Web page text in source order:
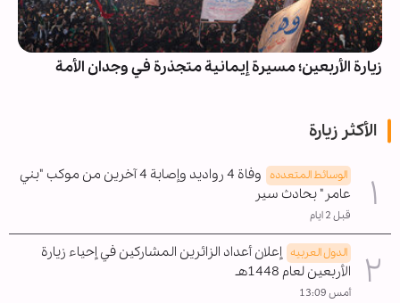
زيارة الأربعين؛ مسيرة إيمانية متجذرة في وجدان الأمة
الأكثر زيارة
الوسائط المتعدده
وفاة 4 رواديد وإصابة 4 آخرين من موكب "بني
عامر" بحادث سير
قبل 2 ايام
الدول العربیه إعلان أعداد الزائرين المشاركين في إحياء زيارة
الأربعين لعام 1448هـ
أمس 13:09